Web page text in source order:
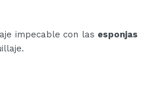
impecable con las esponjas
es ideal para fijar el
ojos y lograr un acabado